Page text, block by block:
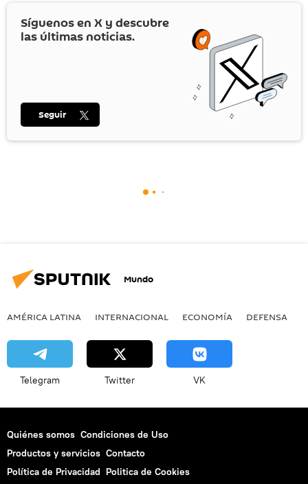
Síguenos en X y descubre
las últimas noticias.
Seguir
Mundo
AMÉRICA LATINA INTERNACIONAL ECONOMÍA DEFENSA
Telegram Twitter VK
Quiénes somos Condiciones de Uso
Productos y servicios Contacto
Política de Privacidad Politica de Cookies